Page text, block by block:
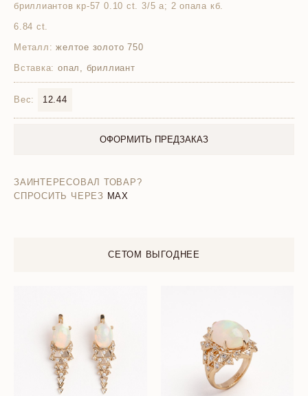
бриллиантов кр-57 0.10 ct. 3/5 а; 2 опала кб.
6.84 ct.
Металл: желтое золото 750
Вставка: опал, бриллиант
Вес: 12.44
ОФОРМИТЬ ПРЕДЗАКАЗ
ЗАИНТЕРЕСОВАЛ ТОВАР?
СПРОСИТЬ ЧЕРЕЗ MAX
СЕТОМ ВЫГОДНЕЕ